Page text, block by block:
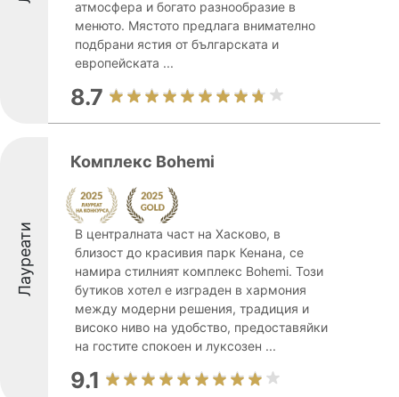
атмосфера и богато разнообразие в
менюто. Мястото предлага внимателно
подбрани ястия от българската и
европейската ...
8.7
Лауреати
Комплекс Bohemi
В централната част на Хасково, в
близост до красивия парк Кенана, се
намира стилният комплекс Bohemi. Този
бутиков хотел е изграден в хармония
между модерни решения, традиция и
високо ниво на удобство, предоставяйки
на гостите спокоен и луксозен ...
9.1